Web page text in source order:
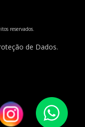
reservados.
de Dados.